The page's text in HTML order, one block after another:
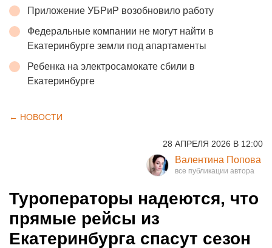
Приложение УБРиР возобновило работу
Федеральные компании не могут найти в
Екатеринбурге земли под апартаменты
Ребенка на электросамокате сбили в
Екатеринбурге
← НОВОСТИ
28 АПРЕЛЯ 2026 В 12:00
Валентина Попова
Туроператоры надеются, что
прямые рейсы из
Екатеринбурга спасут сезон